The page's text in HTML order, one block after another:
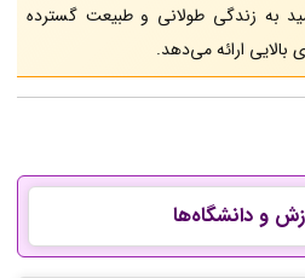
به زندگی طولانی و طبیعت گسترده
ارائه می‌دهد.
و دانشگاه‌ها